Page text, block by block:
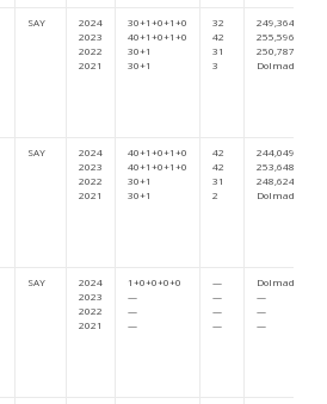
SAY
2024
2023
2022
2021
30+1+0+1+0
40+1+0+1+0
30+1
30+1
32
42
31
3
249,36408
255,59694
250,78738
Dolmadı
SAY
2024
2023
2022
2021
40+1+0+1+0
40+1+0+1+0
30+1
30+1
42
42
31
2
244,04992
253,64885
248,62455
Dolmadı
SAY
2024
2023
2022
2021
1+0+0+0+0
—
—
—
—
—
—
—
Dolmadı
—
—
—